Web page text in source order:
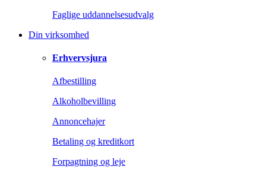
Faglige uddannelsesudvalg
Din virksomhed
Erhvervsjura
Afbestilling
Alkoholbevilling
Annoncehajer
Betaling og kreditkort
Forpagtning og leje